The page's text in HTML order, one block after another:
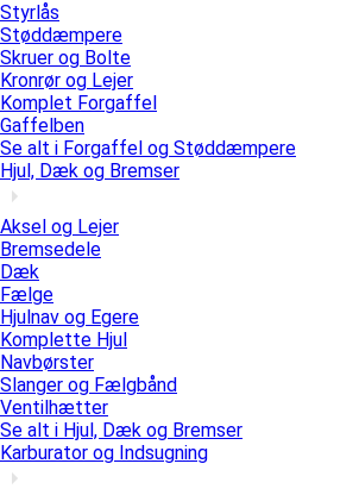
Styrlås
Støddæmpere
Skruer og Bolte
Kronrør og Lejer
Komplet Forgaffel
Gaffelben
Se alt i Forgaffel og Støddæmpere
Hjul, Dæk og Bremser
Aksel og Lejer
Bremsedele
Dæk
Fælge
Hjulnav og Egere
Komplette Hjul
Navbørster
Slanger og Fælgbånd
Ventilhætter
Se alt i Hjul, Dæk og Bremser
Karburator og Indsugning